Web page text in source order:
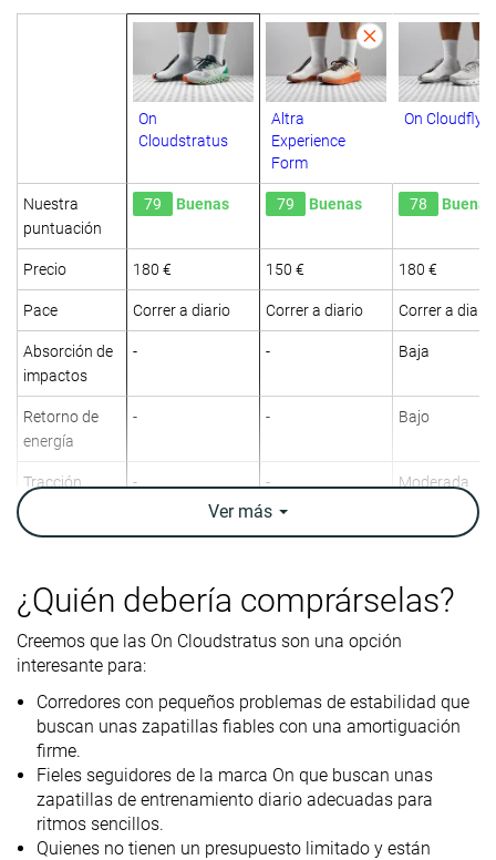
On
Cloudstratus
Altra
Experience
Form
On
Nuestra
puntuación
79 Buenas 79 Buenas 78 Buenas
Precio 180 € 150 € 180 €
Pace Correr a diario Correr a diario Correr a diario
Absorción de
impactos
- - Baja
Retorno de
energía
- - Bajo
Tracción - - Moderada
Arch support Estabilidad Estabilidad
laboratorio
Peso marca
11.1 oz / 315g 9.6 oz / 272g 11.3 oz / 320g
Drop marca
4.0 mm 10.0 mm
Técnica de
carrera
Medio/antepié
Talla
Tallan bien
Tallan un poquito
Tallan bien
Ver más
¿Quién debería comprárselas?
Creemos que las On Cloudstratus son una opción
interesante para:
Corredores con pequeños problemas de estabilidad que
buscan unas zapatillas fiables con una amortiguación
firme.
Fieles seguidores de la marca On que buscan unas
zapatillas de entrenamiento diario adecuadas para
ritmos sencillos.
Quienes no tienen un presupuesto limitado y están